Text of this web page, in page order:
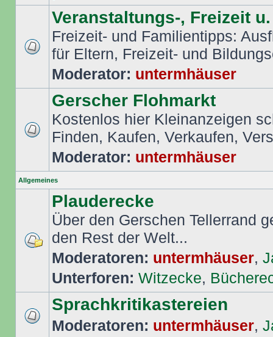
Veranstaltungs-, Freizeit
Freizeit- und Familientipps:
für Eltern, Freizeit- und
Moderator: untermhäuser
Gerscher Flohmarkt
Kostenlos hier Kleinanzeigen
Finden, Kaufen, Verkaufen,
Moderator: untermhäuser
Allgemeines
Plauderecke
Über den Gerschen Tellerrand
den Rest der Welt...
Moderatoren: untermhäuser,
Unterforen: Witzecke,
Sprachkritikastereien
Moderatoren: untermhäuser,